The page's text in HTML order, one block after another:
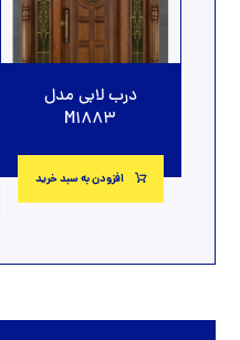
درب لابی مدل
M1883
افزودن به سبد خرید